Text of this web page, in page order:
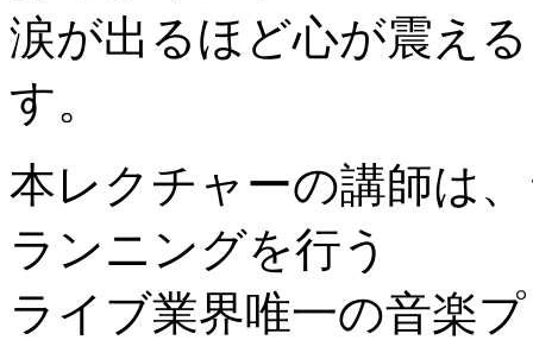
涙が出るほど心が震え
す。
本レクチャーの講師は
ランニングを行う
ライブ業界唯一の音楽